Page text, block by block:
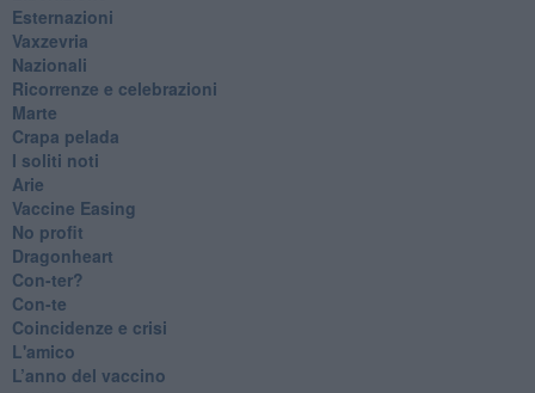
Esternazioni
Vaxzevria
Nazionali
​Ricorrenze e celebrazioni
Marte
​Crapa pelada
​I soliti noti
Arie
​Vaccine Easing
No profit
Dragonheart
Con-ter?
​Con-te
Coincidenze e crisi
L'amico
​L’anno del vaccino